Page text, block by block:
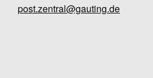
post.zentral@gauting.de